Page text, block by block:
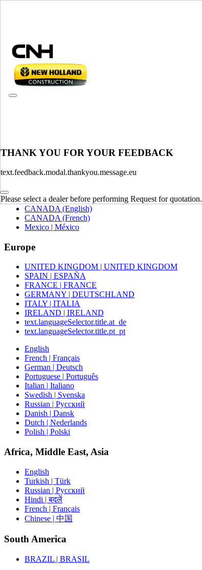
THANK YOU FOR YOUR FEEDBACK
text.feedback.modal.thankyou.message.eu
Please select a dealer before performing Request for quotation.
USA
CANADA (English)
CANADA (French)
Mexico | México
Europe
UNITED KINGDOM | UNITED KINGDOM
SPAIN | ESPAÑA
FRANCE | FRANCE
GERMANY | DEUTSCHLAND
ITALY | ITALIA
IRELAND | IRELAND
text.languageSelector.title.at_de
text.languageSelector.title.pt_pt
English
French | Français
German | Deutsch
Portuguese | Português
Italian | Italiano
Swedish | Svenska
Russian | Русский
Danish | Dansk
Dutch | Nederlands
Polish | Polski
Africa, Middle East, Asia
English
Turkish | Türk
Russian | Русский
Hindi | बदलें
French | Français
Chinese | 中国
South America
BRAZIL | BRASIL